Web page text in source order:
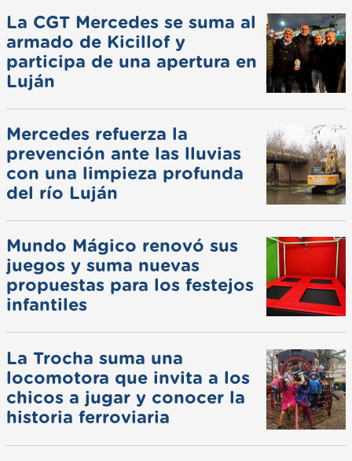
La CGT Mercedes se suma al
armado de Kicillof y
participa de una apertura en
Luján
Mercedes refuerza la
prevención ante las lluvias
con una limpieza profunda
del río Luján
Mundo Mágico renovó sus
juegos y suma nuevas
propuestas para los festejos
infantiles
La Trocha suma una
locomotora que invita a los
chicos a jugar y conocer la
historia ferroviaria